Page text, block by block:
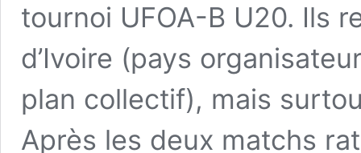
tournoi UFOA-B U20. Ils
d’Ivoire (pays
plan collectif), mais
Après les deux matchs